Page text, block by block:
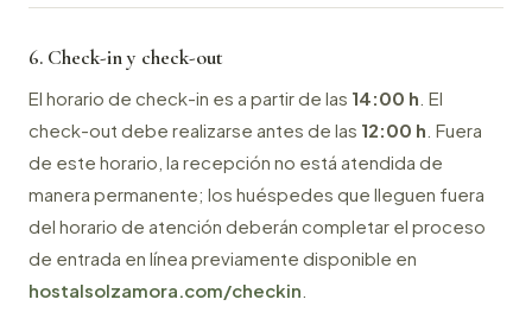
6. Check-in y check-out
El horario de check-in es a partir de las 14:00 h . El
check-out debe realizarse antes de las 12:00 h . Fuera
de este horario, la recepción no está atendida de
manera permanente; los huéspedes que lleguen fuera
del horario de atención deberán completar el proceso
de entrada en línea previamente disponible en
hostalsolzamora.com/checkin